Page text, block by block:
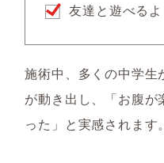
友達と遊べる
施術中、多くの中学生
が動き出し、「お腹が
った」と実感されます。